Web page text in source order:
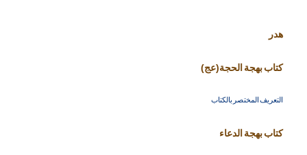
هدر
كتاب بهجة الحجة(عج)
التعريف المختصر بالكتاب
كتاب بهجة الدعاء